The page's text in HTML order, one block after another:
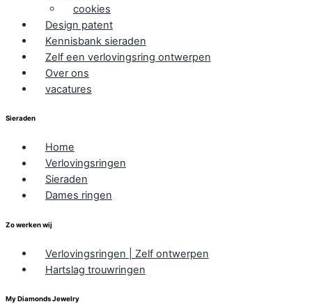
cookies
Design patent
Kennisbank sieraden
Zelf een verlovingsring ontwerpen
Over ons
vacatures
Sieraden
Home
Verlovingsringen
Sieraden
Dames ringen
Zo werken wij
Verlovingsringen | Zelf ontwerpen
Hartslag trouwringen
My Diamonds Jewelry